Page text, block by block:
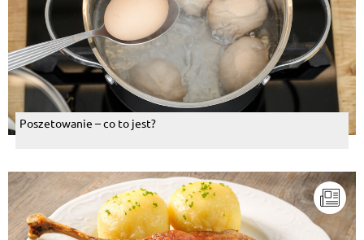
Poszetowanie – co to jest?